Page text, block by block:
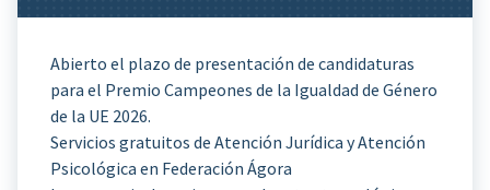
Abierto el plazo de presentación de candidaturas
para el Premio Campeones de la Igualdad de Género
de la UE 2026.
Servicios gratuitos de Atención Jurídica y Atención
Psicológica en Federación Ágora